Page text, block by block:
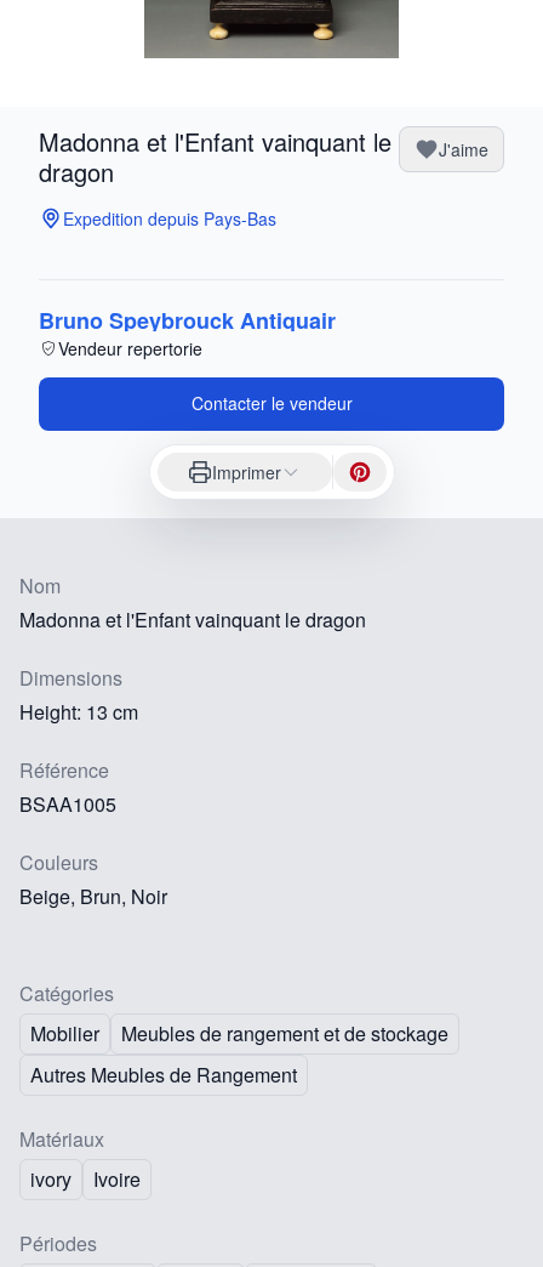
Madonna et l'Enfant vainquant le
dragon
J'aime
Expedition depuis Pays-Bas
Bruno Speybrouck Antiquair
Vendeur repertorie
Contacter le vendeur
Imprimer
Nom
Madonna et l'Enfant vainquant le dragon
Dimensions
Height: 13 cm
Référence
BSAA1005
Couleurs
Beige, Brun, Noir
Catégories
Mobilier
Meubles de rangement et de stockage
Autres Meubles de Rangement
Matériaux
ivory
Ivoire
Périodes